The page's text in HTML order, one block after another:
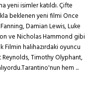
yeni isimler katıldı. Çifte
beklenen yeni filmi Once
Damian Lewis, Luke
ve Nicholas Hammond gibi
Filmin halihazırdaki oyuncu
Timothy Olyphant,
hem ...